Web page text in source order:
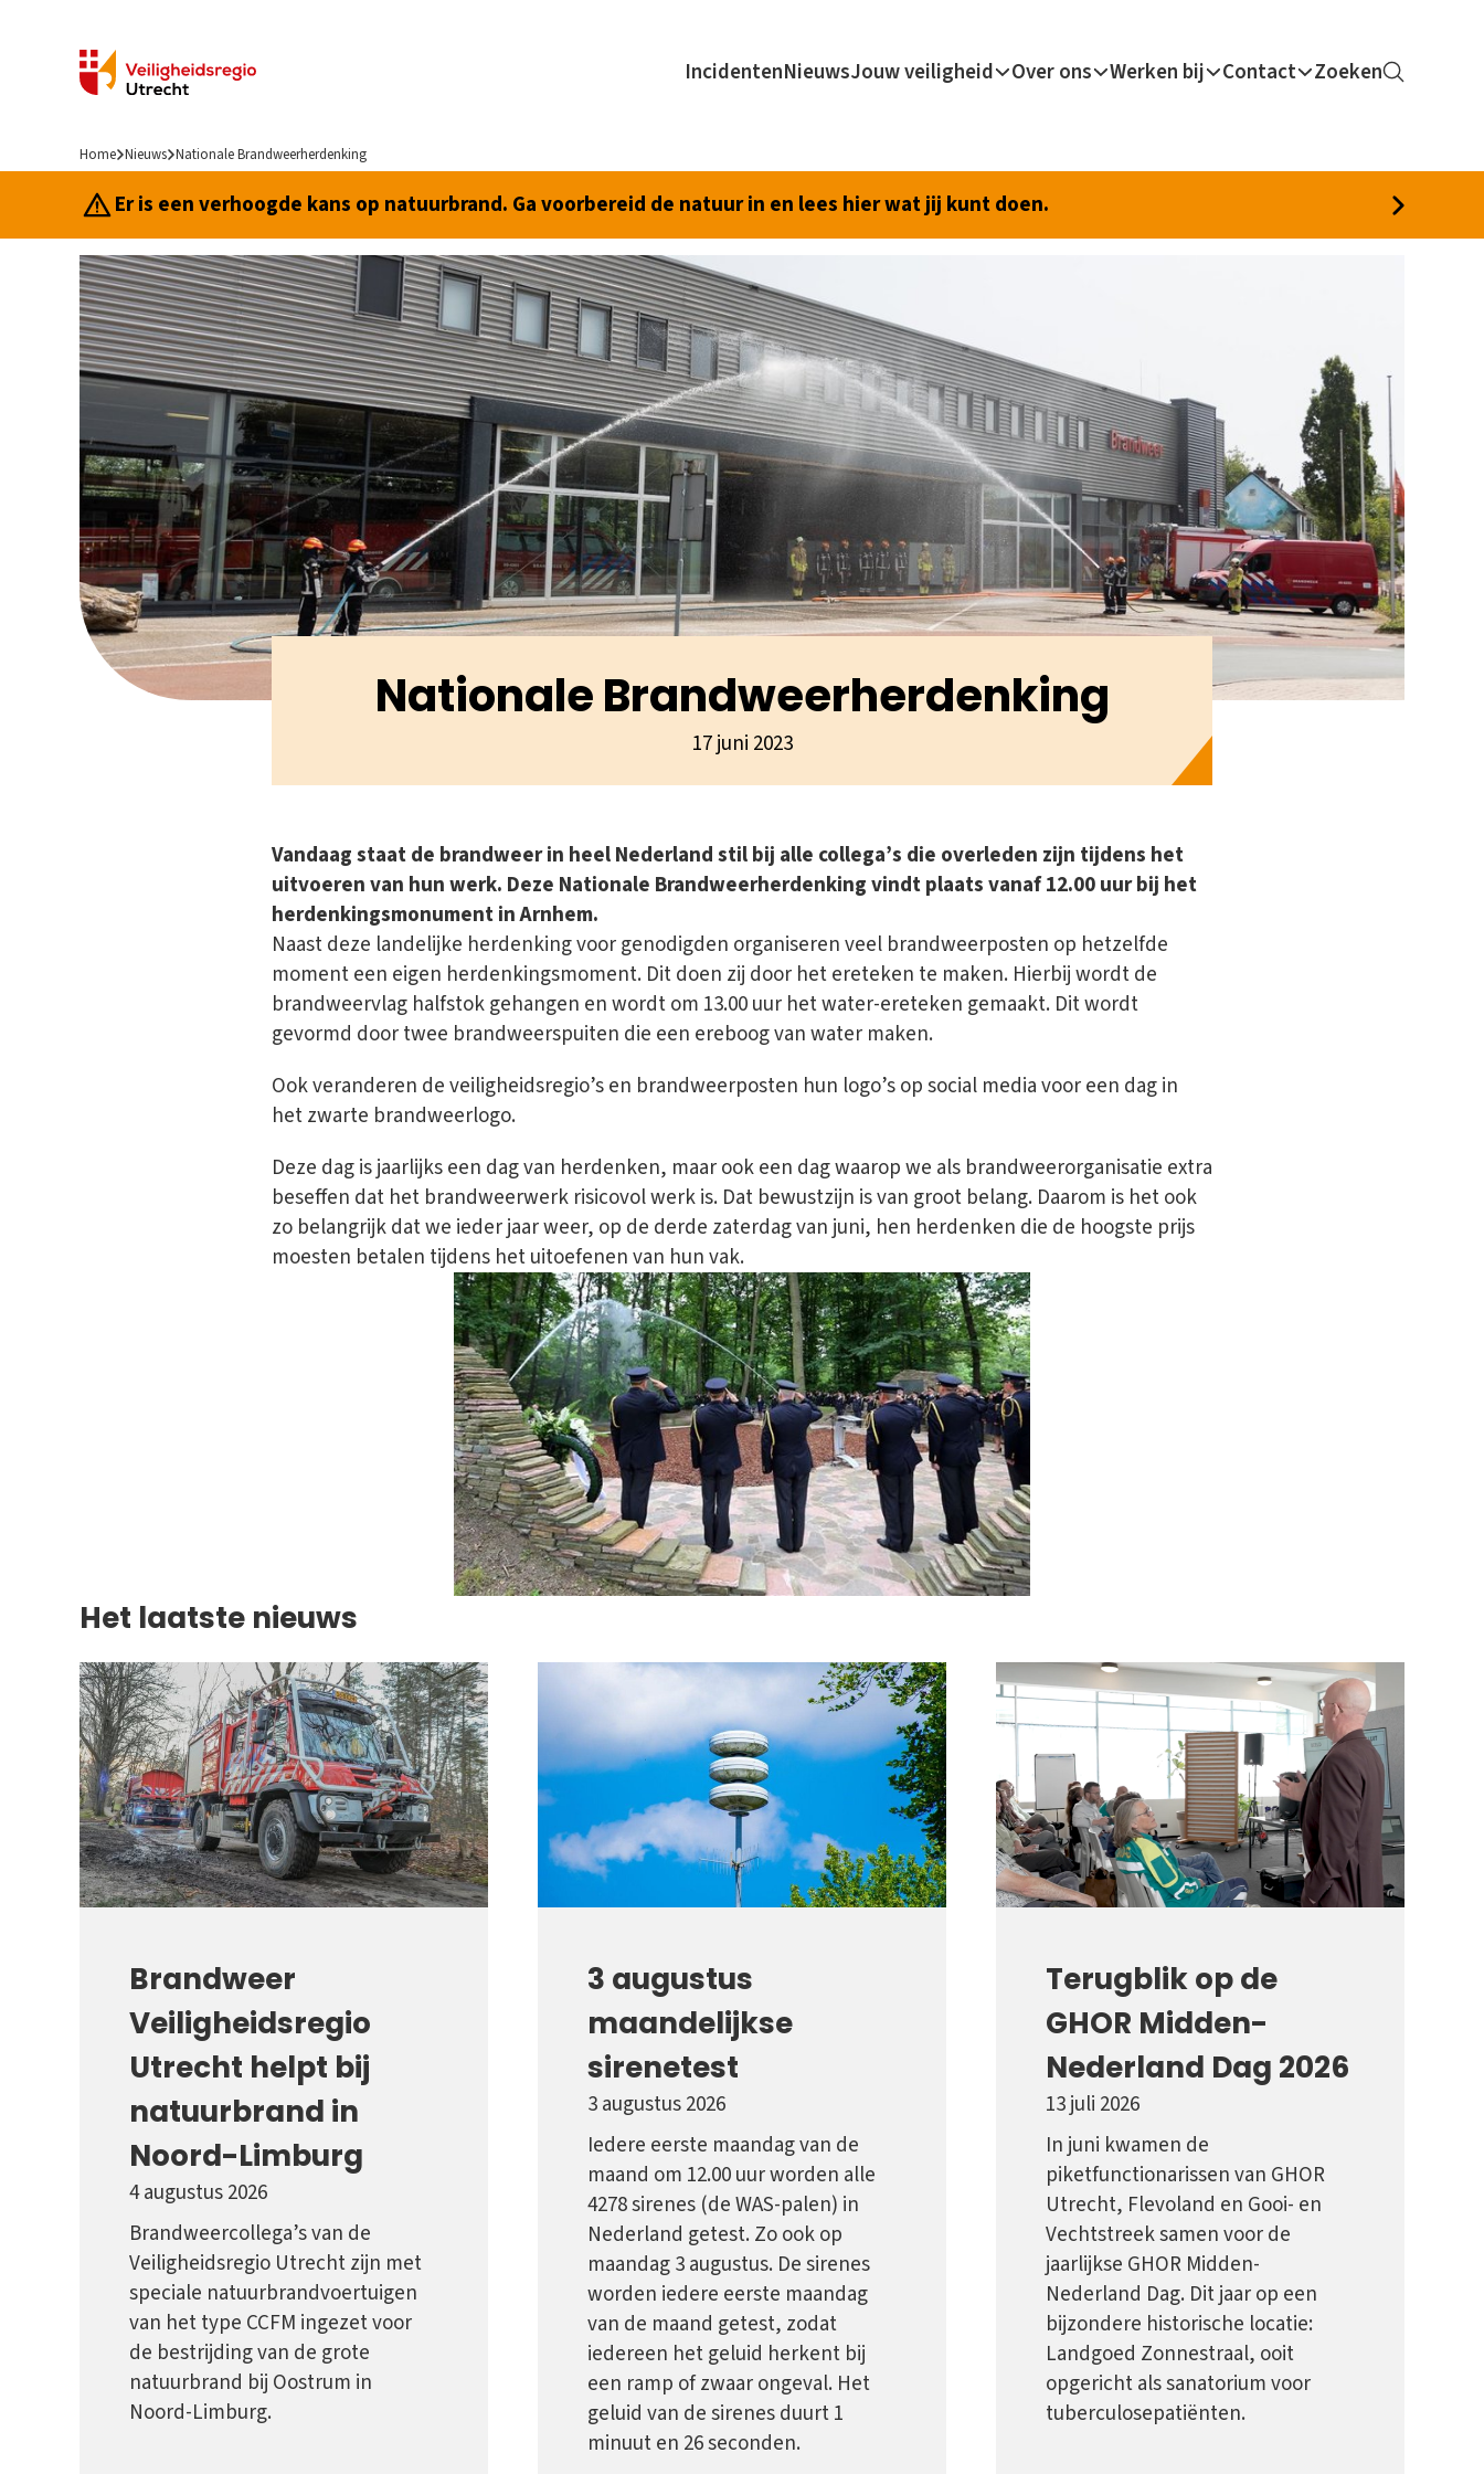
IncidentenNieuwsJouw veiligheid Over ons Werken bij Contact Zoeken
Home Nieuws Nationale Brandweerherdenking
Er is een verhoogde kans op natuurbrand. Ga voorbereid de natuur in en lees hier wat jij kunt doen.
Nationale Brandweerherdenking
17 juni 2023
Vandaag staat de brandweer in heel Nederland stil bij alle collega’s die overleden zijn tijdens het
uitvoeren van hun werk. Deze Nationale Brandweerherdenking vindt plaats vanaf 12.00 uur bij het
herdenkingsmonument in Arnhem.
Naast deze landelijke herdenking voor genodigden organiseren veel brandweerposten op hetzelfde
moment een eigen herdenkingsmoment. Dit doen zij door het ereteken te maken. Hierbij wordt de
brandweervlag halfstok gehangen en wordt om 13.00 uur het water-ereteken gemaakt. Dit wordt
gevormd door twee brandweerspuiten die een ereboog van water maken.
Ook veranderen de veiligheidsregio’s en brandweerposten hun logo’s op social media voor een dag in
het zwarte brandweerlogo.
Deze dag is jaarlijks een dag van herdenken, maar ook een dag waarop we als brandweerorganisatie extra
beseffen dat het brandweerwerk risicovol werk is. Dat bewustzijn is van groot belang. Daarom is het ook
zo belangrijk dat we ieder jaar weer, op de derde zaterdag van juni, hen herdenken die de hoogste prijs
moesten betalen tijdens het uitoefenen van hun vak.
Het laatste nieuws
Brandweer
Veiligheidsregio
Utrecht helpt bij
natuurbrand in
Noord-Limburg
4 augustus 2026
Brandweercollega’s van de
Veiligheidsregio Utrecht zijn met
speciale natuurbrandvoertuigen
van het type CCFM ingezet voor
de bestrijding van de grote
natuurbrand bij Oostrum in
Noord-Limburg.
3 augustus
maandelijkse
sirenetest
3 augustus 2026
Iedere eerste maandag van de
maand om 12.00 uur worden alle
4278 sirenes (de WAS-palen) in
Nederland getest. Zo ook op
maandag 3 augustus. De sirenes
worden iedere eerste maandag
van de maand getest, zodat
iedereen het geluid herkent bij
een ramp of zwaar ongeval. Het
geluid van de sirenes duurt 1
minuut en 26 seconden.
Terugblik op de
GHOR Midden-
Nederland Dag 2026
13 juli 2026
In juni kwamen de
piketfunctionarissen van GHOR
Utrecht, Flevoland en Gooi- en
Vechtstreek samen voor de
jaarlijkse GHOR Midden-
Nederland Dag. Dit jaar op een
bijzondere historische locatie:
Landgoed Zonnestraal, ooit
opgericht als sanatorium voor
tuberculosepatiënten.